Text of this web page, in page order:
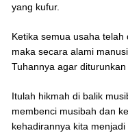
yang kufur.
Ketika semua usaha
maka secara alami
Tuhannya agar
Itulah hikmah di balik
membenci musibah dan
kehadirannya kita